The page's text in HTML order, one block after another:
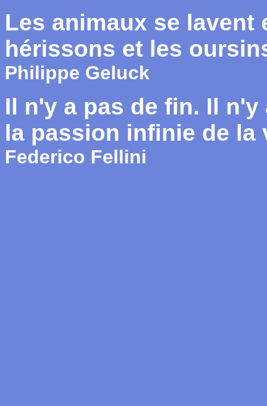
Les animaux se lavent
hérissons et les
Philippe Geluck
Il n'y a pas de fin. Il
la passion infinie de la
Federico Fellini